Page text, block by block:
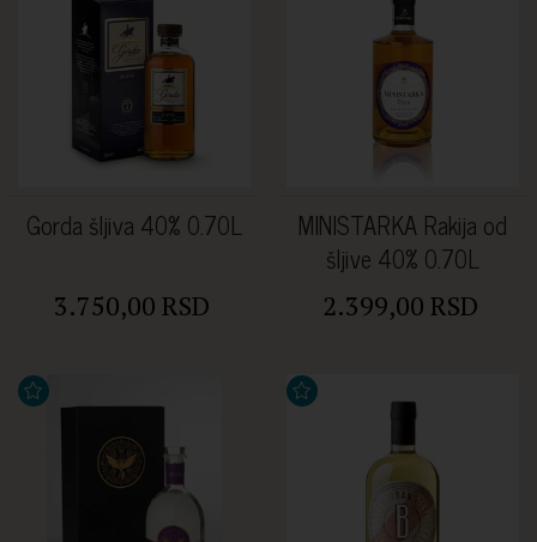
Gorda šljiva 40% 0.70L
3.750,00 RSD
MINISTARKA Rakija od
šljive 40% 0.70L
2.399,00 RSD